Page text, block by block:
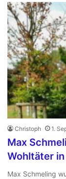
Christoph 1.
Max
Wohltäter
Max Schmeling